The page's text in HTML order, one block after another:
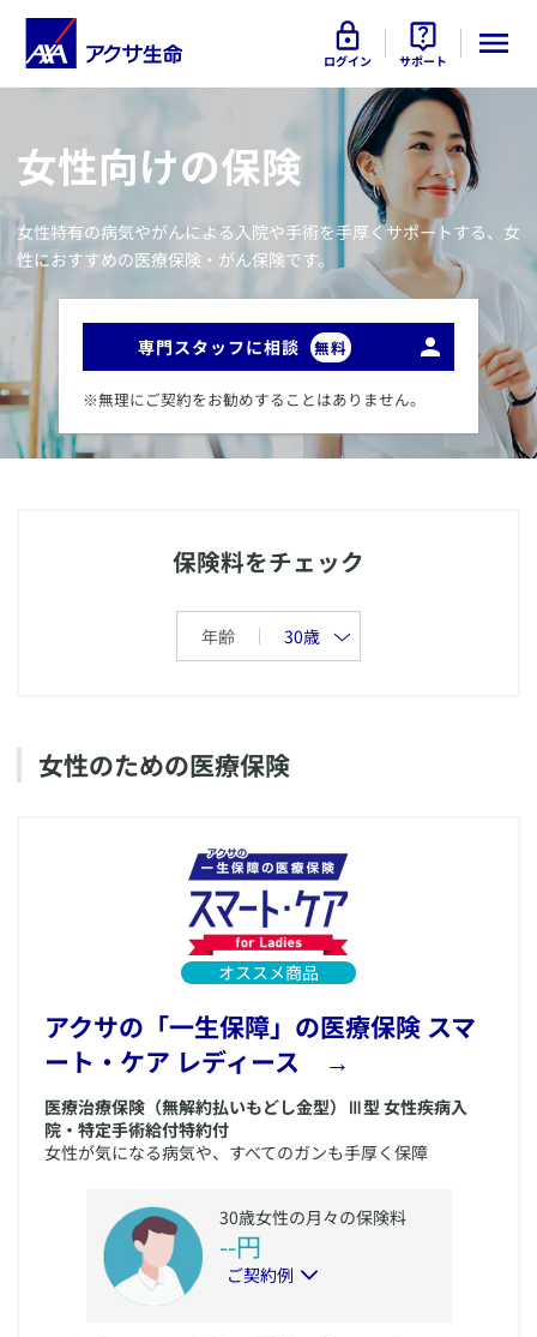
ログイン サポート
​女性向けの保険
​女性特有の病気やがんによる入院や手術を手厚くサポートする、女
性におすすめの医療保険・がん保険です。
専門スタッフに相談 無料
※無理にご契約をお勧めすることはありません。
保険料をチェック
年齢
​女性のための医療保険
オススメ商品
​アクサの「一生保障」の医療保険 スマ
ート・ケア レディース →
医療治療保険（無解約払いもどし金型）Ⅲ型 女性疾病入
院・特定手術給付特約付
女性が気になる病気や、すべてのガンも手厚く保障
30歳女性の月々の保険料
--円
ご契約例